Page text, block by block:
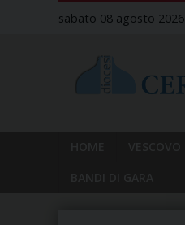
sabato 08 agosto 2026